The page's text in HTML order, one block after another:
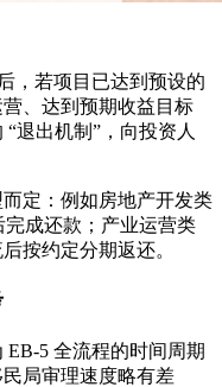
，若项目已达到预设的
、达到预期收益目标
退出机制”，向投资人
定：例如房地产开发类
完成还款；产业运营类
按约定分期返还。
5 全流程的时间周期
局审理速度略有差